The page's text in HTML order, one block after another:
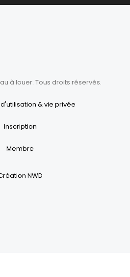
à louer. Tous droits réservés.
& vie privée
Inscription
Membre
NWD